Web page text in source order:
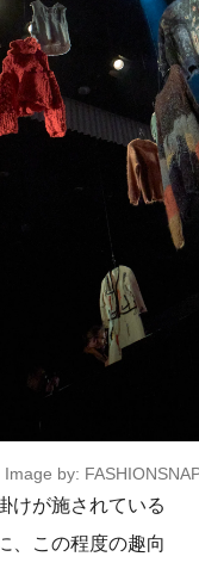
Image by:
けが施されている
、この程度の趣向